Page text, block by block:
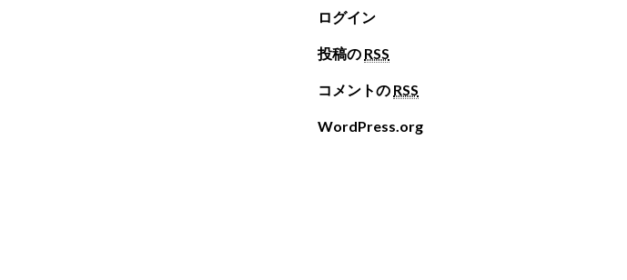
ログイン
投稿の RSS
コメントの RSS
WordPress.org